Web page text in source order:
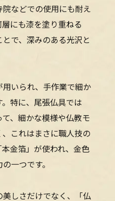
などでの使用にも耐え
にも漆を塗り重ねる
とで、深みのある光沢と
いられ、手作業で細か
特に、尾張仏具では
て、細かな模様や仏教モ
これはまさに職人技の
金箔」が使われ、金色
一つです。
しさだけでなく、「仏